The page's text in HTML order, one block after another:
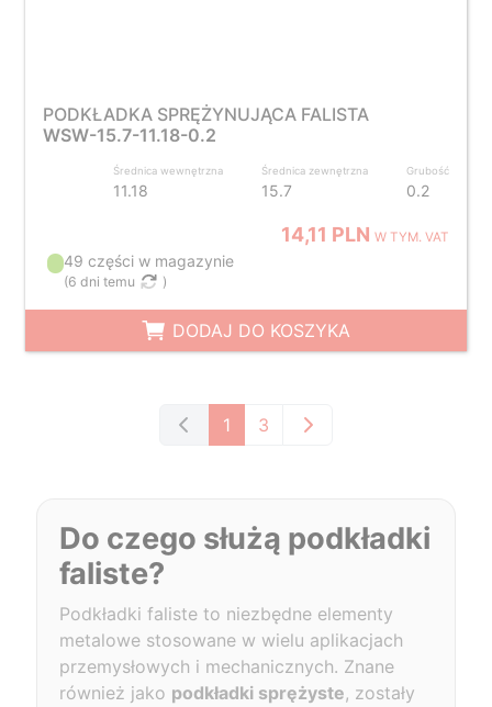
PODKŁADKA SPRĘŻYNUJĄCA FALISTA
WSW-15.7-11.18-0.2
Średnica wewnętrzna
11.18
Średnica zewnętrzna
15.7
Grubość
0.2
14,11 PLNW TYM. VAT
49 części w magazynie
(6 dni temu )
DODAJ DO KOSZYKA
1 3
Do czego służą podkładki
faliste?
Podkładki faliste to niezbędne elementy
metalowe stosowane w wielu aplikacjach
przemysłowych i mechanicznych. Znane
również jako podkładki sprężyste, zostały